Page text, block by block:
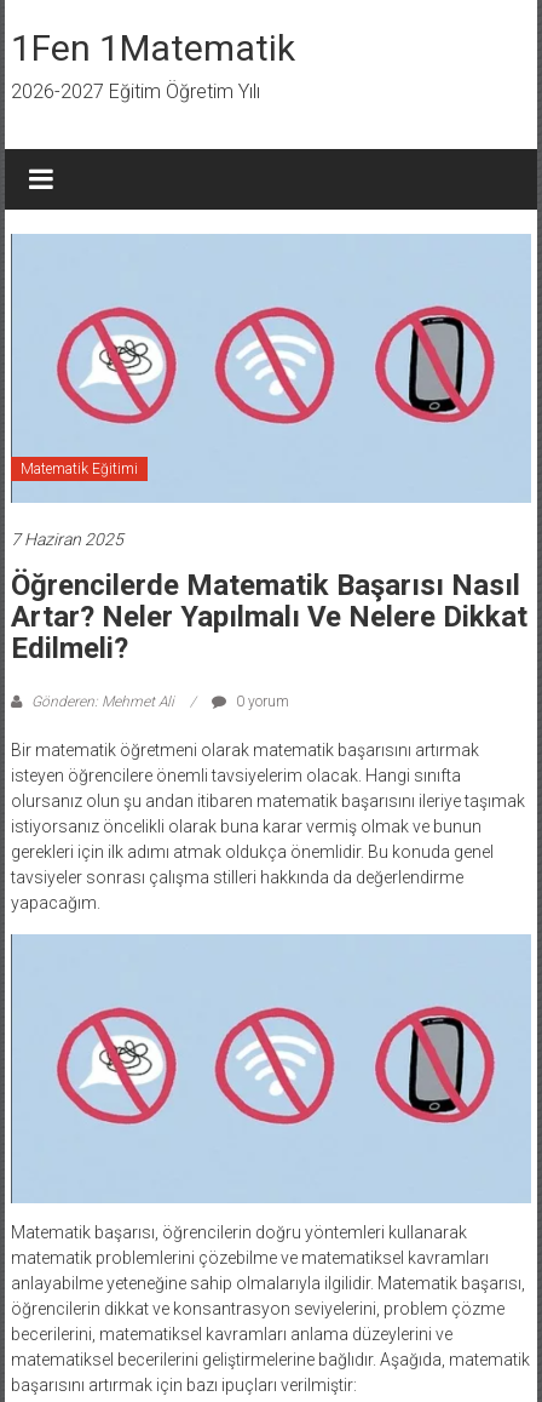
geç
1Fen 1Matematik
2026-2027 Eğitim Öğretim Yılı
Matematik Eğitimi
7 Haziran 2025
Öğrencilerde Matematik Başarısı Nasıl
Artar? Neler Yapılmalı Ve Nelere Dikkat
Edilmeli?
Gönderen: Mehmet Ali 0 yorum
Bir matematik öğretmeni olarak matematik başarısını artırmak
isteyen öğrencilere önemli tavsiyelerim olacak. Hangi sınıfta
olursanız olun şu andan itibaren matematik başarısını ileriye taşımak
istiyorsanız öncelikli olarak buna karar vermiş olmak ve bunun
gerekleri için ilk adımı atmak oldukça önemlidir. Bu konuda genel
tavsiyeler sonrası çalışma stilleri hakkında da değerlendirme
yapacağım.
Matematik başarısı, öğrencilerin doğru yöntemleri kullanarak
matematik problemlerini çözebilme ve matematiksel kavramları
anlayabilme yeteneğine sahip olmalarıyla ilgilidir. Matematik başarısı,
öğrencilerin dikkat ve konsantrasyon seviyelerini, problem çözme
becerilerini, matematiksel kavramları anlama düzeylerini ve
matematiksel becerilerini geliştirmelerine bağlıdır. Aşağıda, matematik
başarısını artırmak için bazı ipuçları verilmiştir: